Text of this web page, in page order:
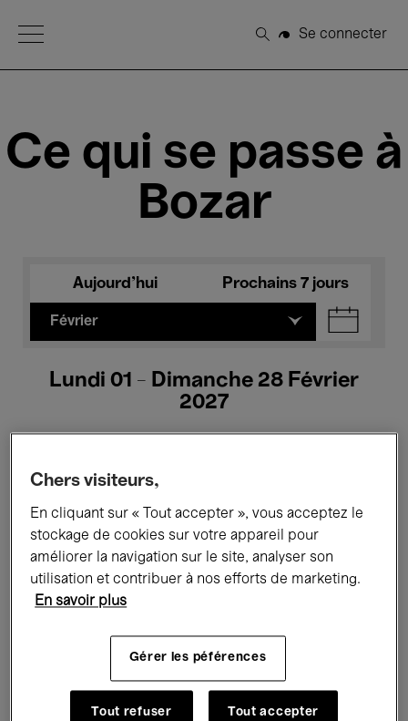
Open Menu
Rechercher
Se connecter
Ce qui se passe à
Bozar
Aujourd'hui Prochains 7 jours
Février
Lundi 01 - Dimanche 28 Février
2027
Tous les événements Concerts
Expositions Films Performances
Rencontres & Débats
Musique classique Global Music
Musique électronique
Chers visiteurs,
En cliquant sur « Tout accepter », vous acceptez le
stockage de cookies sur votre appareil pour
améliorer la navigation sur le site, analyser son
utilisation et contribuer à nos efforts de marketing.
En savoir plus
Gérer les péférences
Tout refuser Tout accepter